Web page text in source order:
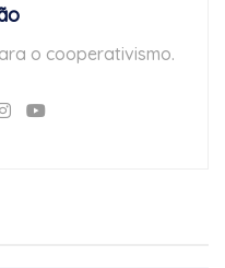
o cooperativismo.